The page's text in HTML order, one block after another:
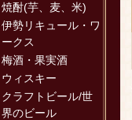
焼酎(芋、麦、米)
伊勢リキュール・ワ
ークス
梅酒・果実酒
ウィスキー
クラフトビール/世
界のビール